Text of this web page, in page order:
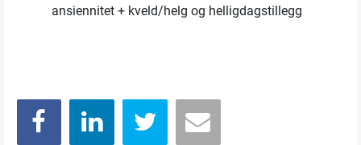
ansiennitet + kveld/helg og helligdagstillegg